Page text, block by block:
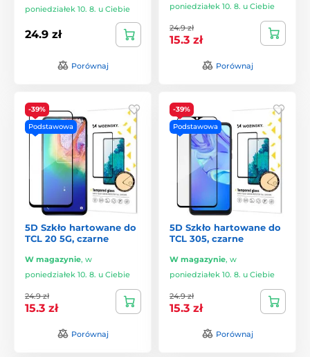
poniedziałek 10. 8. u Ciebie
24.9 zł
Porównaj
poniedziałek 10. 8. u Ciebie
24.9 zł
15.3 zł
Porównaj
-39%
Podstawowa
5D Szkło hartowane do
TCL 20 5G, czarne
W magazynie, w
poniedziałek 10. 8. u Ciebie
24.9 zł
15.3 zł
Porównaj
-39%
Podstawowa
5D Szkło hartowane do
TCL 305, czarne
W magazynie, w
poniedziałek 10. 8. u Ciebie
24.9 zł
15.3 zł
Porównaj